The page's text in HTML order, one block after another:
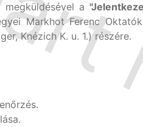
megküldésével a
Markhot Ferenc
Knézich K. u. 1.) részére.